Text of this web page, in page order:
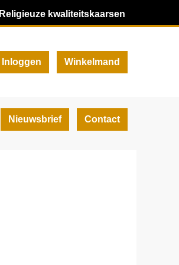
Religieuze kwaliteitskaarsen
Inloggen Winkelmand
Nieuwsbrief Contact